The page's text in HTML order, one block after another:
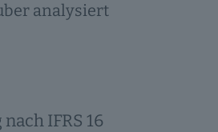
analysiert
IFRS 16